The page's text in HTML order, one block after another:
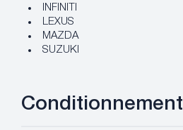
INFINITI
LEXUS
MAZDA
SUZUKI
Conditionnement